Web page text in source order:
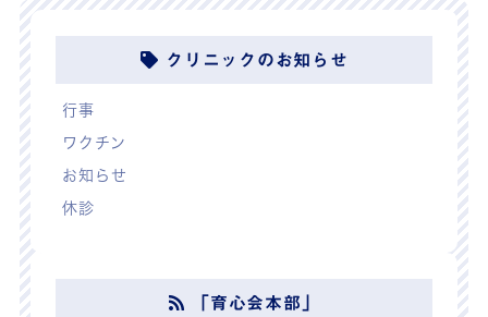
クリニックのお知らせ
行事
ワクチン
お知らせ
休診
「育心会本部」